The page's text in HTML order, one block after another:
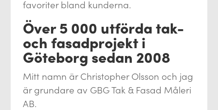
favoriter bland kunderna.
Över 5 000 utförda tak-
och fasadprojekt i
Göteborg sedan 2008
Mitt namn är Christopher Olsson och jag
är grundare av GBG Tak & Fasad Måleri
AB.